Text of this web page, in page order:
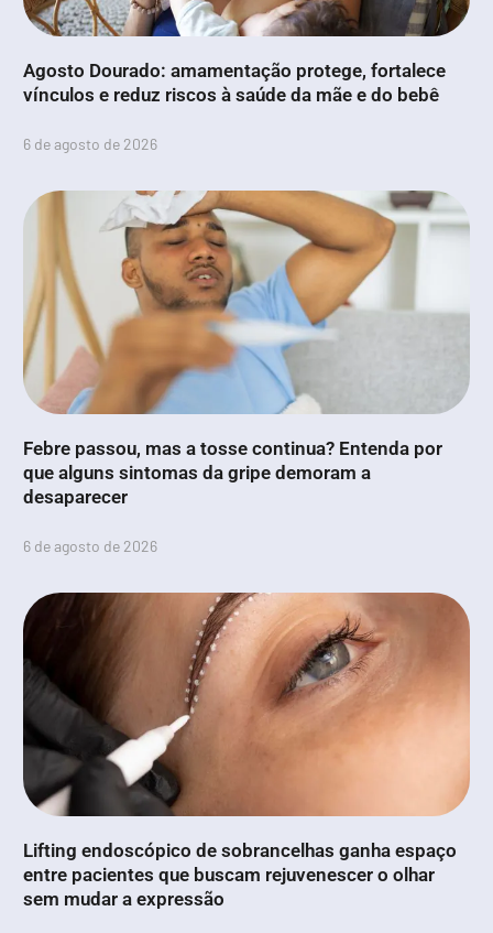
Agosto Dourado: amamentação protege, fortalece
vínculos e reduz riscos à saúde da mãe e do bebê
6 de agosto de 2026
Febre passou, mas a tosse continua? Entenda por
que alguns sintomas da gripe demoram a
desaparecer
6 de agosto de 2026
Lifting endoscópico de sobrancelhas ganha espaço
entre pacientes que buscam rejuvenescer o olhar
sem mudar a expressão